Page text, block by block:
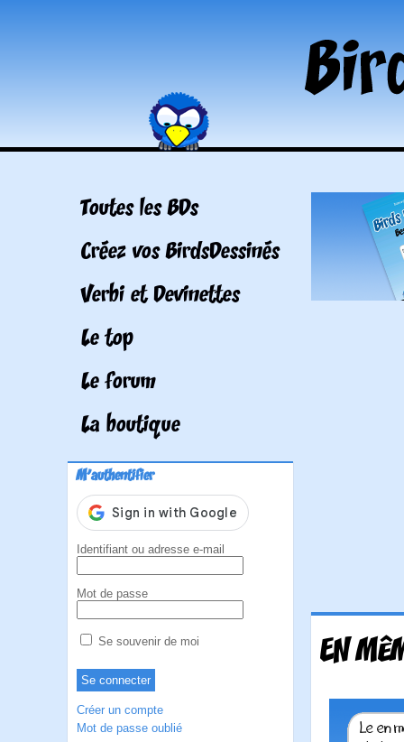
Toutes les BDs
Créez vos BirdsDessinés
Verbi et Devinettes
Le top
Le forum
La boutique
M'authentifier
Identifiant ou adresse e-mail
Mot de passe
Se souvenir de moi
Créer un compte
Mot de passe oublié
EN